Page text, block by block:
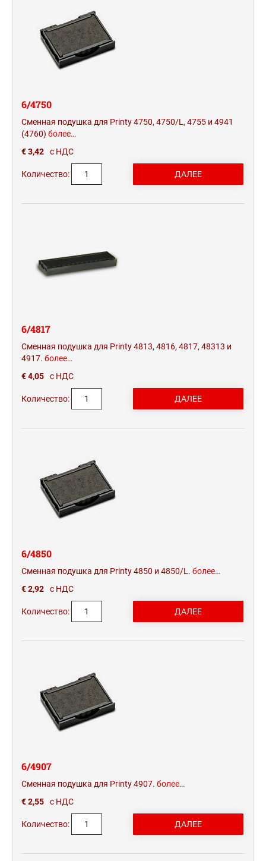
6/4750
Сменная подушка для Printy 4750, 4750/L, 4755 и 4941
(4760) более…
€ 3,42
с НДС
Количество:
6/4817
Сменная подушка для Printy 4813, 4816, 4817, 48313 и
4917. более…
€ 4,05
с НДС
Количество:
6/4850
Сменная подушка для Printy 4850 и 4850/L. более…
€ 2,92
с НДС
Количество:
6/4907
Сменная подушка для Printy 4907. более…
€ 2,55
с НДС
Количество: